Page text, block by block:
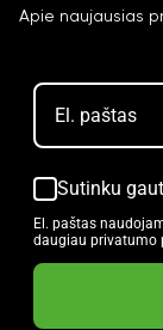
Apie naujausias
Sutinku
El. paštas
daugiau privatumo